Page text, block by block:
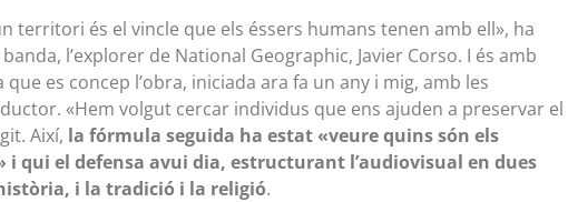
territori és el vincle que els éssers humans tenen amb ell», ha
l’explorer de National Geographic, Javier Corso. I és amb
es concep l’obra, iniciada ara fa un any i mig, amb les
«Hem volgut cercar individus que ens ajuden a preservar el
Així, la fórmula seguida ha estat «veure quins són els
i qui el defensa avui dia, estructurant l’audiovisual en dues
i la tradició i la religió.